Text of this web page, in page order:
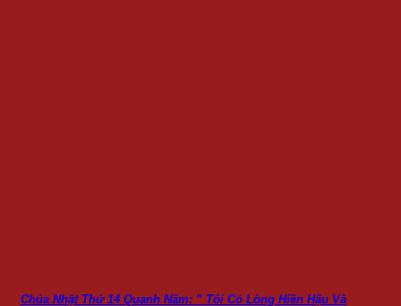
Chúa Nhật Thứ 14 Quanh Năm: ” Tôi Có Lòng Hiền Hậu Và